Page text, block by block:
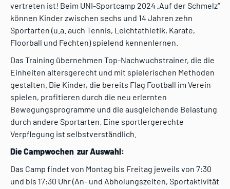
vertreten ist! Beim UNI-Sportcamp 2024 „Auf der Schmelz“
können Kinder zwischen sechs und 14 Jahren zehn
Sportarten (u.a. auch Tennis, Leichtathletik, Karate,
Floorball und Fechten) spielend kennenlernen.
Das Training übernehmen Top-Nachwuchstrainer, die die
Einheiten altersgerecht und mit spielerischen Methoden
gestalten. Die Kinder, die bereits Flag Football im Verein
spielen, profitieren durch die neu erlernten
Bewegungsprogramme und die ausgleichende Belastung
durch andere Sportarten. Eine sportlergerechte
Verpflegung ist selbstverständlich.
Die Campwochen zur Auswahl:
Das Camp findet von Montag bis Freitag jeweils von 7:30
und bis 17:30 Uhr (An- und Abholungszeiten, Sportaktivität